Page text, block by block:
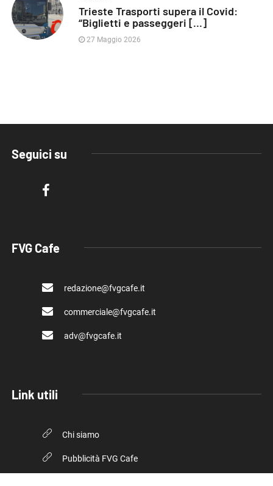
Trieste Trasporti supera il Covid:
“Biglietti e passeggeri [...]
27 Maggio 2026
Seguici su
FVG Cafe
redazione@fvgcafe.it
commerciale@fvgcafe.it
adv@fvgcafe.it
Link utili
Chi siamo
Pubblicità FVG Cafe